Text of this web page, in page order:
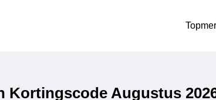
Kortingscode Augustus